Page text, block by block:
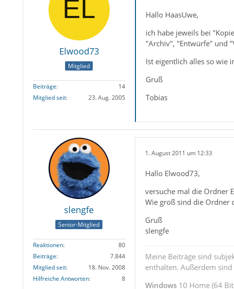
Elwood73
Mitglied
Beiträge
14
Mitglied seit
23. Aug. 2005
Hallo HaasUwe,
ich habe jeweils bei
"Archiv", "Entwürfe" und
Ist eigentlich alles so wie
Gruß
Tobias
slengfe
Senior-Mitglied
Reaktionen
80
Beiträge
7.844
Mitglied seit
18. Nov. 2008
Hilfreiche Antworten
8
1. August 2011 um 12:33
Hallo Elwood73,
versuche mal die Ordner
Wie groß sind die Ordner
Gruß
slengfe
Meine Beiträge sind
enthalten. Außerdem sind
Windows10 Home (64